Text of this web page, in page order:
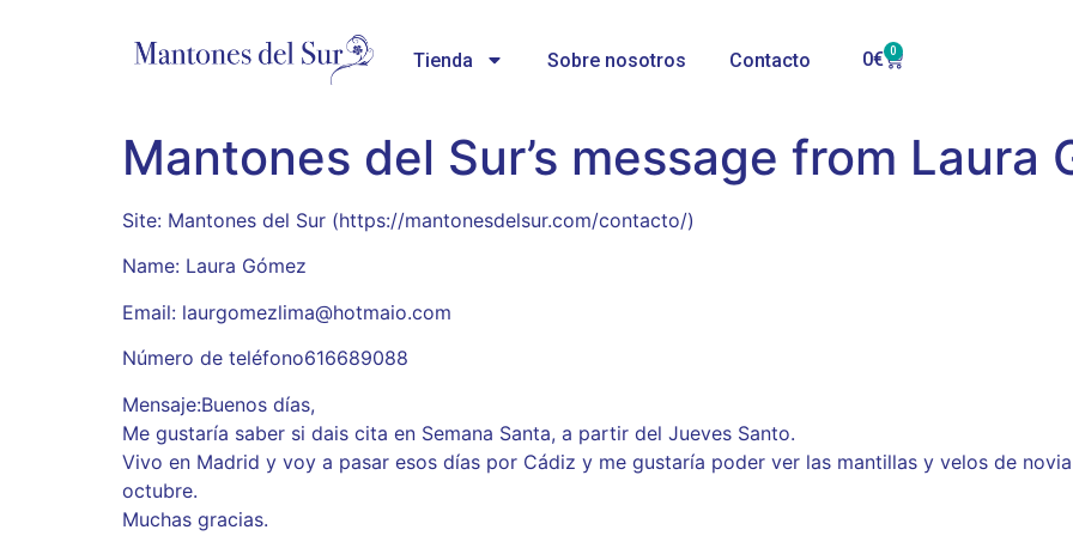
Tienda Sobre nosotros Contacto 0€ 0
Mantones del Sur’s message from Laura
Site: Mantones del Sur (https://mantonesdelsur.com/contacto/)
Name: Laura Gómez
Email: laurgomezlima@hotmaio.com
Número de teléfono616689088
Mensaje:Buenos días,
Me gustaría saber si dais cita en Semana Santa, a partir del Jueves Santo.
Vivo en Madrid y voy a pasar esos días por Cádiz y me gustaría poder ver las mantillas y velos de
octubre.
Muchas gracias.